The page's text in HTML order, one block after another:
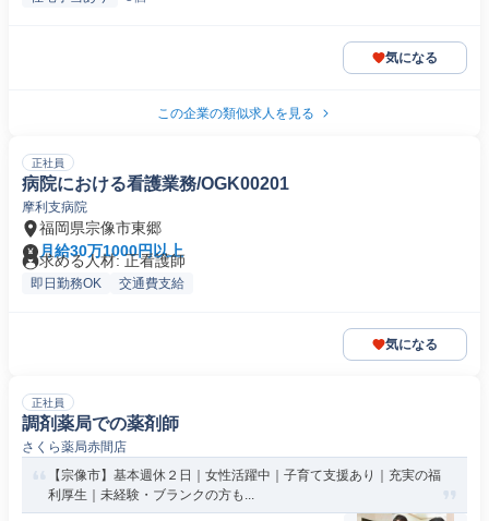
気になる
この企業の類似求人を見る
正社員
病院における看護業務/OGK00201
摩利支病院
福岡県宗像市東郷
月給30万1000円以上
求める人材: 正看護師
即日勤務OK 交通費支給
気になる
正社員
調剤薬局での薬剤師
さくら薬局赤間店
【宗像市】基本週休２日｜女性活躍中｜子育て支援あり｜充実の福
利厚生｜未経験・ブランクの方も...